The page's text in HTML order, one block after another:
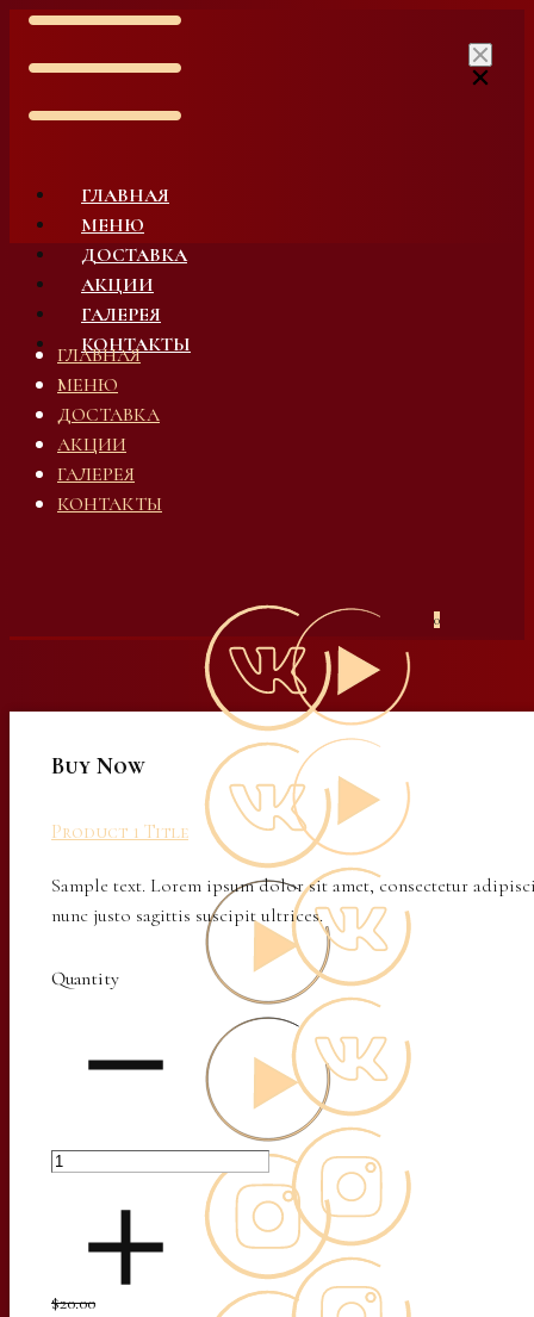
Skip
ГЛАВНАЯ
МЕНЮ
ДОСТАВКА
АКЦИИ
ГАЛЕРЕЯ
КОНТАКТЫ
ГЛАВНАЯ
МЕНЮ
ДОСТАВКА
АКЦИИ
ГАЛЕРЕЯ
КОНТАКТЫ
0
Buy Now
Product 1 Title
Sample text. Lorem ipsum dolor sit amet, consectetur
nunc justo sagittis suscipit ultrices.
Quantity
$20.00